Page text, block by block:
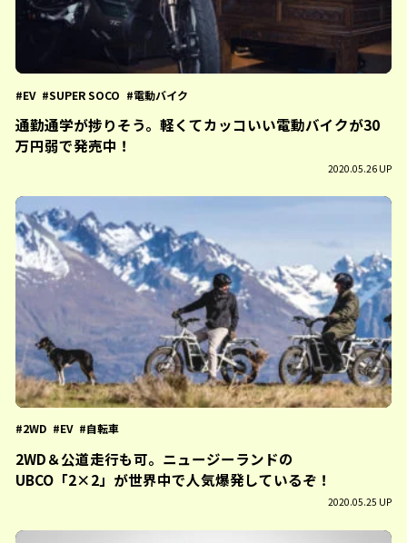
EV SUPER SOCO 電動バイク
通勤通学が捗りそう。軽くてカッコいい電動バイクが30
万円弱で発売中！
2020.05.26 UP
2WD EV 自転車
2WD＆公道走行も可。ニュージーランドの
UBCO「2×2」が世界中で人気爆発しているぞ！
2020.05.25 UP